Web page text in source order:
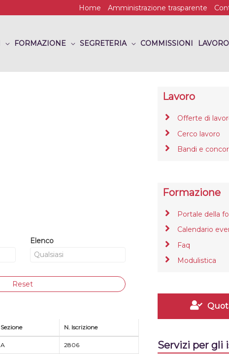
Home Amministrazione trasparente
FORMAZIONE SEGRETERIA COMMISSIONI LAVORO
Elenco
Reset
Sezione N. Iscrizione
A 2806
Lavoro
Offerte di
Cerco lavoro
Bandi e
Formazione
Portale della
Calendario
Faq
Modulistica
Servizi per gli